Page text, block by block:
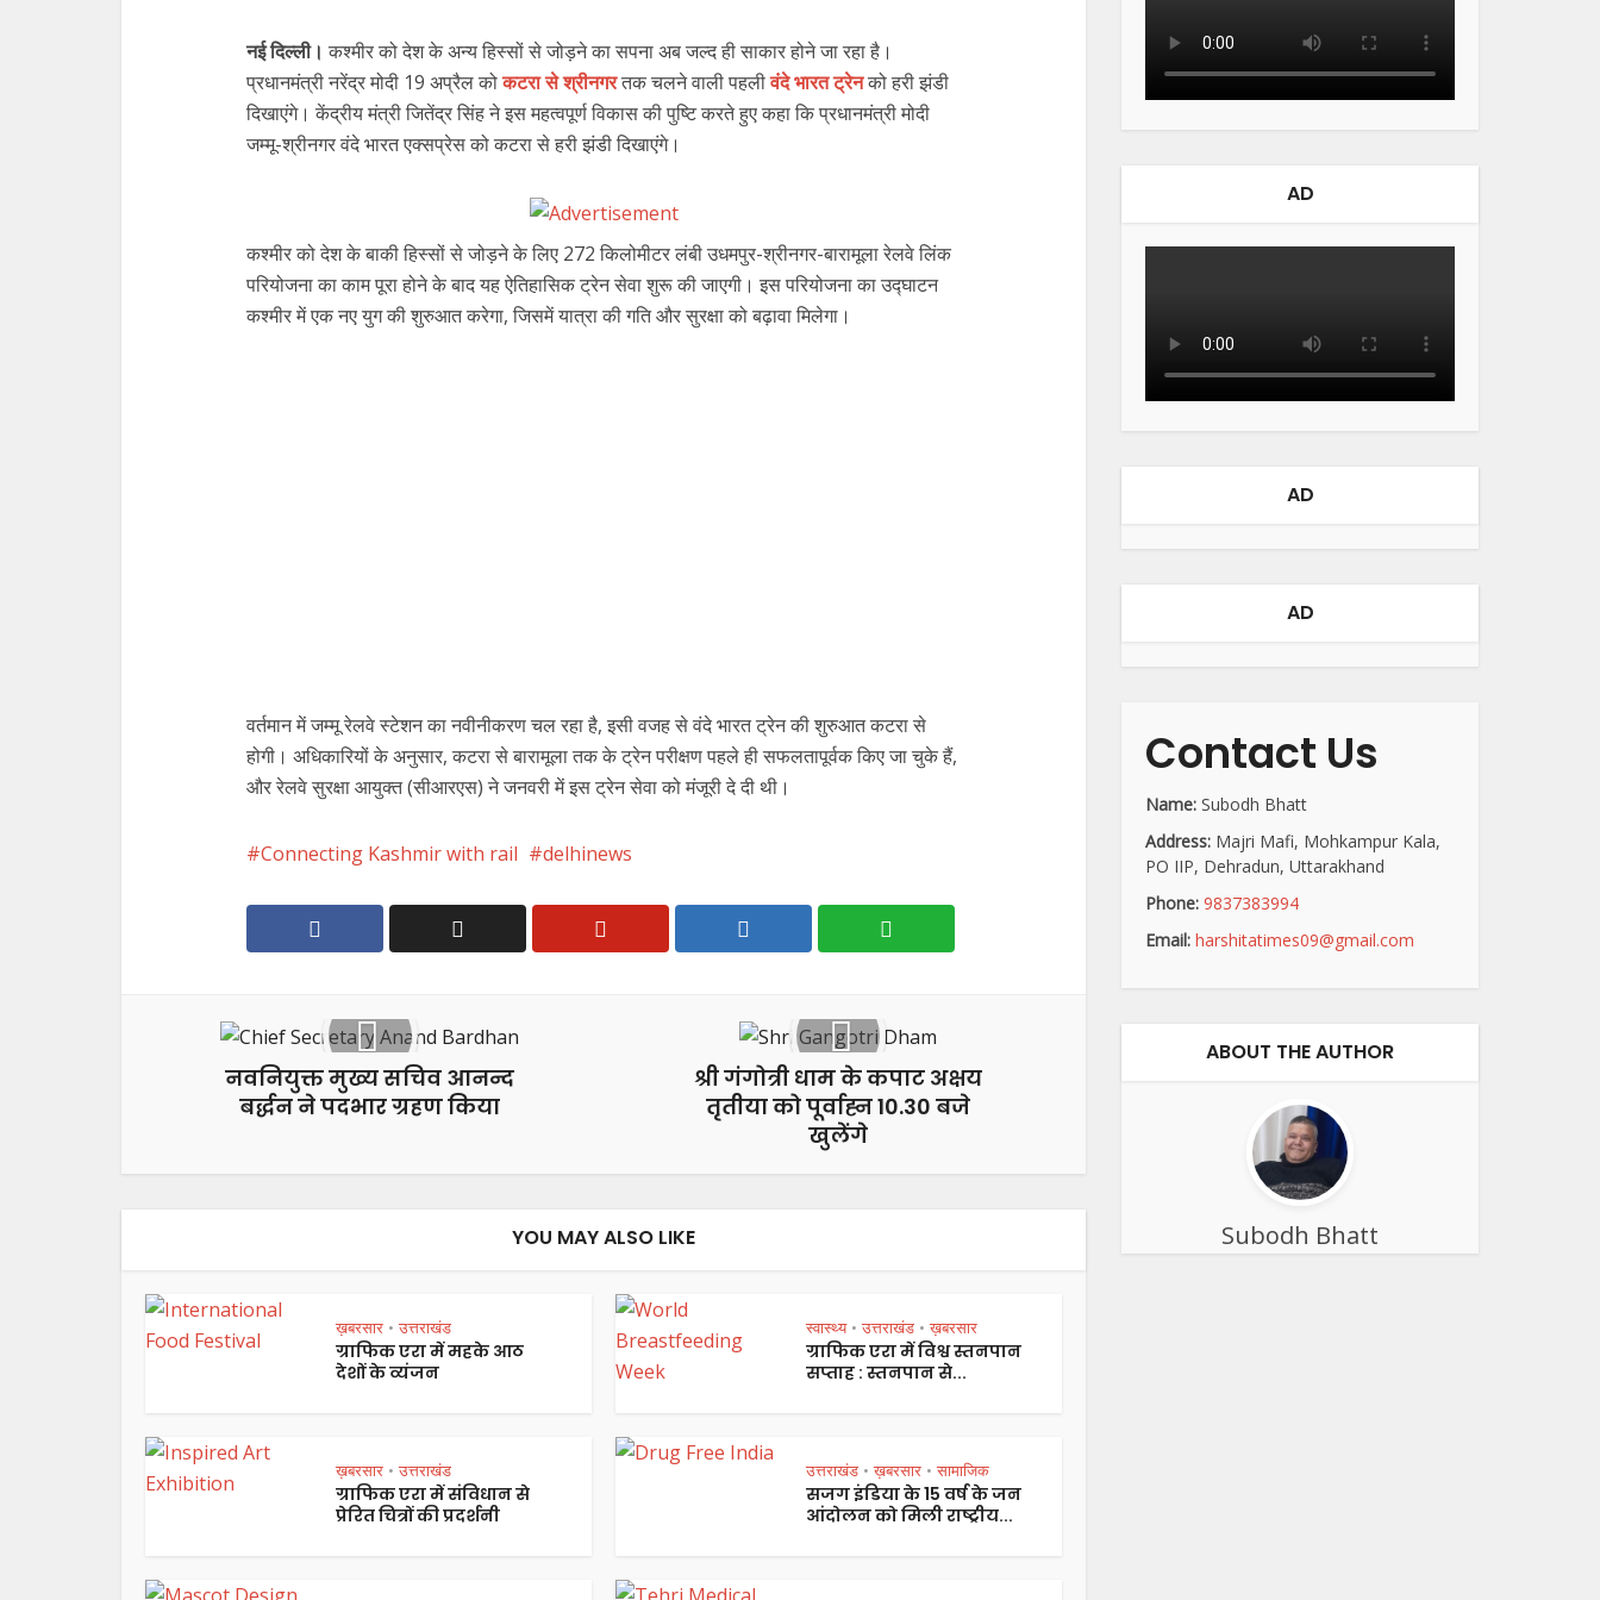
नई दिल्‍ली।कश्मीर को देश के अन्य हिस्‍सों से जोड़ने का सपना अब जल्‍द ही साकार होने जा रहा है।
प्रधानमंत्री नरेंद्र मोदी 19 अप्रैल कोकटरा से श्रीनगरतक चलने वाली पहलीवंदे भारत ट्रेनको हरी झंडी
दिखाएंगे। केंद्रीय मंत्री जितेंद्र सिंह ने इस महत्‍वपूर्ण विकास की पुष्टि करते हुए कहा कि प्रधानमंत्री मोदी
जम्मू-श्रीनगर वंदे भारत एक्सप्रेस को कटरा से हरी झंडी दिखाएंगे।
कश्‍मीर को देश के बाकी हिस्‍सों से जोड़ने के लिए 272 किलोमीटर लंबी उधमपुर-श्रीनगर-बारामूला रेलवे लिंक
परियोजना का काम पूरा होने के बाद यह ऐतिहासिक ट्रेन सेवा शुरू की जाएगी। इस परियोजना का उद्घाटन
कश्मीर में एक नए युग की शुरुआत करेगा, जिसमें यात्रा की गति और सुरक्षा को बढ़ावा मिलेगा।
वर्तमान में जम्मू रेलवे स्टेशन का नवीनीकरण चल रहा है, इसी वजह से वंदे भारत ट्रेन की शुरुआत कटरा से
होगी। अधिकारियों के अनुसार, कटरा से बारामूला तक के ट्रेन परीक्षण पहले ही सफलतापूर्वक किए जा चुके हैं,
और रेलवे सुरक्षा आयुक्त (सीआरएस) ने जनवरी में इस ट्रेन सेवा को मंजूरी दे दी थी।
Connecting Kashmir with rail delhinews
नवनियुक्त मुख्य सचिव आनन्द
बर्द्धन ने पदभार ग्रहण किया
श्री गंगोत्री धाम के कपाट अक्षय
तृतीया को पूर्वाह्न 10.30 बजे
खुलेंगे
YOU MAY ALSO LIKE
ख़बरसार • उत्तराखंड
ग्राफिक एरा में महके आठ
देशों के व्यंजन
स्वास्थ्य • उत्तराखंड • ख़बरसार
ग्राफिक एरा में विश्व स्तनपान
सप्ताह : स्तनपान से...
ख़बरसार • उत्तराखंड
ग्राफिक एरा में संविधान से
प्रेरित चित्रों की प्रदर्शनी
उत्तराखंड • ख़बरसार • सामाजिक
सजग इंडिया के 15 वर्ष के जन
आंदोलन को मिली राष्ट्रीय...
AD
AD
AD
Contact Us
Name: Subodh Bhatt
Address: Majri Mafi, Mohkampur Kala,
PO IIP, Dehradun, Uttarakhand
Phone: 9837383994
Email: harshitatimes09@gmail.com
ABOUT THE AUTHOR
Subodh Bhatt